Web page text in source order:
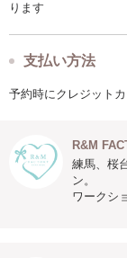
ります
支払い方法
予約時にクレジット
R&M
練馬、桜
ン。
ワークシ